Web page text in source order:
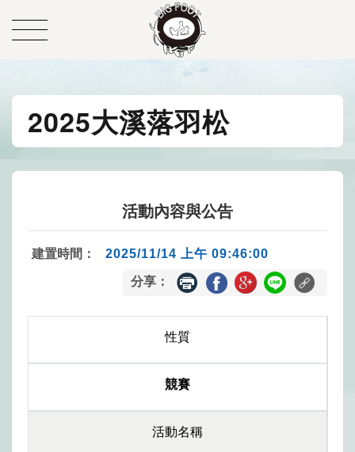
2025大溪落羽松
活動內容與公告
建置時間： 2025/11/14 上午 09:46:00
分享：
性質
競賽
活動名稱